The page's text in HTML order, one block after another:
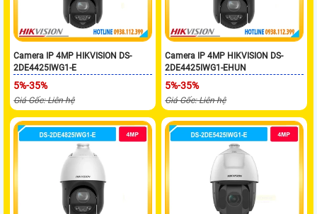
Camera IP 4MP HIKVISION DS-
2DE4425IWG1-E
5%-35%
Giá Gốc: Liên hệ
Camera IP 4MP HIKVISION DS-
2DE4425IWG1-EHUN
5%-35%
Giá Gốc: Liên hệ